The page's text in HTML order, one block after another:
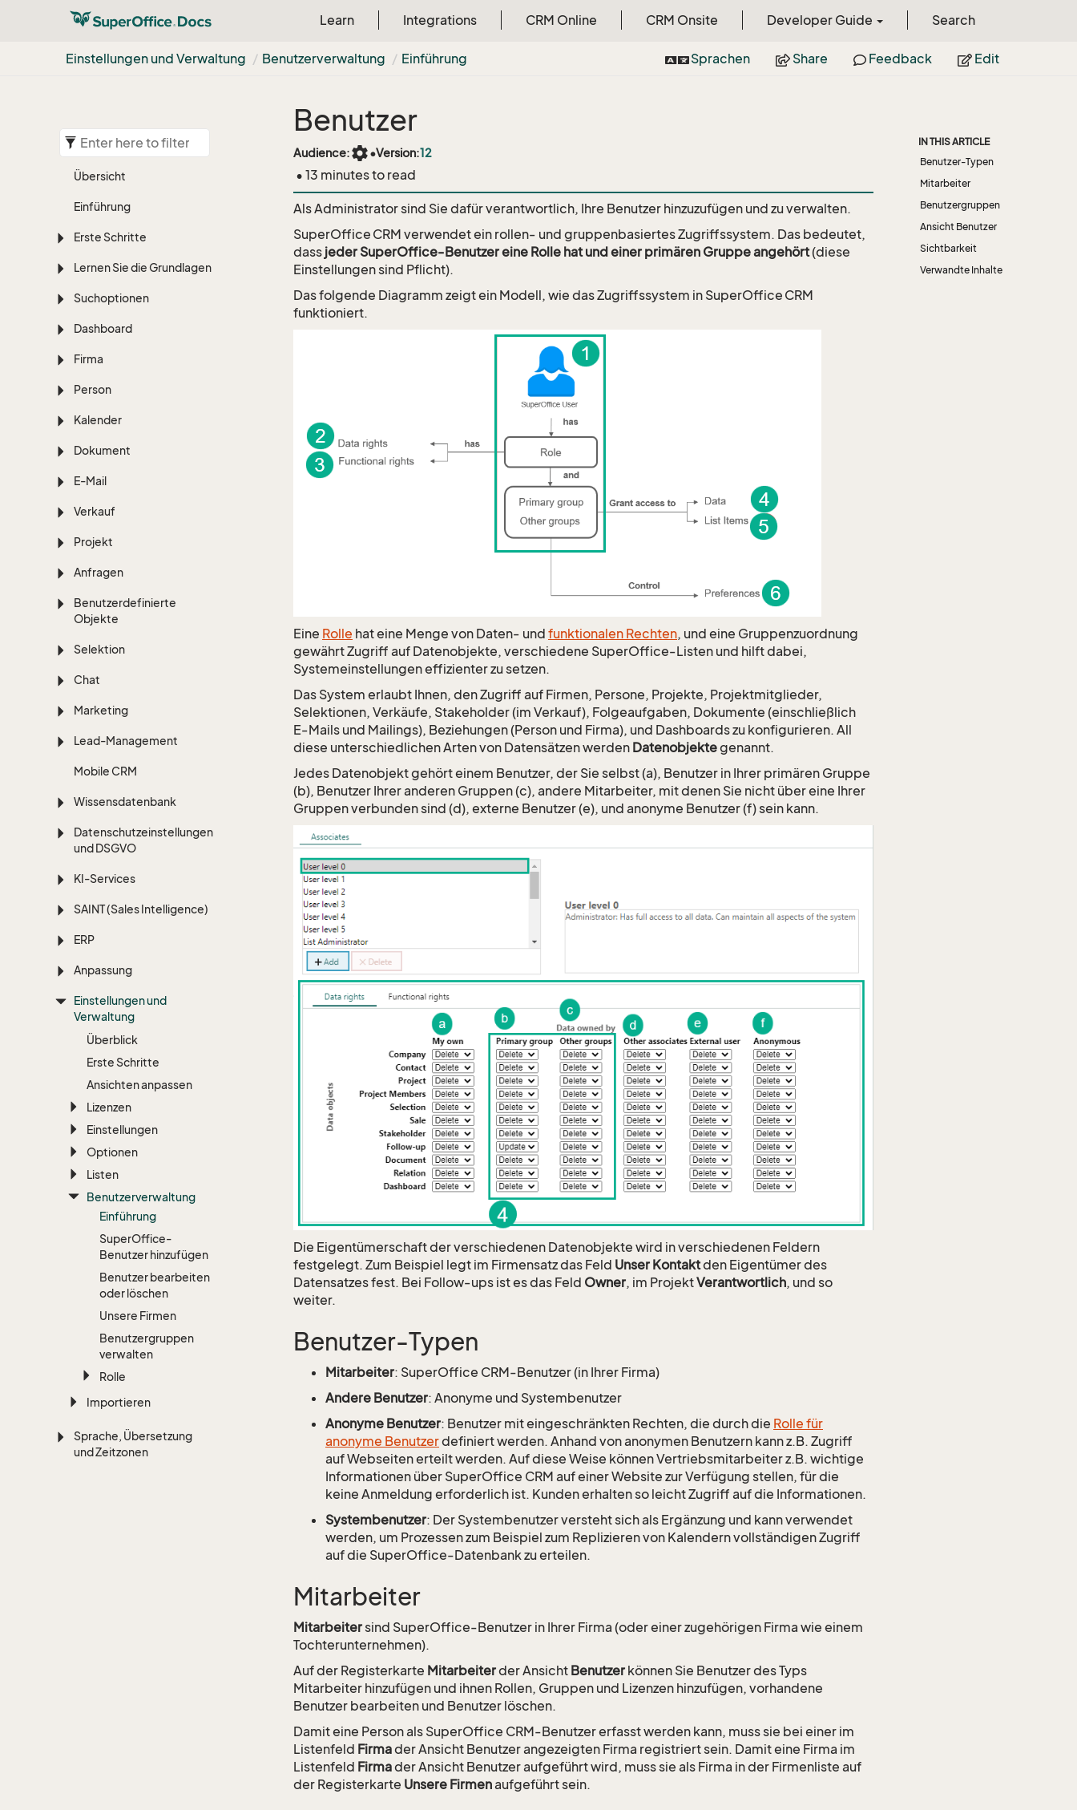
Learn Integrations CRM Online CRM Onsite Developer Guide Search
Einstellungen und Verwaltung Benutzerverwaltung Einführung Sprachen Share Feedback Edit
Übersicht
Einführung
Erste Schritte
Lernen Sie die Grundlagen
Suchoptionen
Dashboard
Firma
Person
Kalender
Dokument
E-Mail
Verkauf
Projekt
Anfragen
Benutzerdefinierte
Objekte
Selektion
Chat
Marketing
Lead-Management
Mobile CRM
Wissensdatenbank
Datenschutzeinstellungen
und DSGVO
KI-Services
SAINT (Sales Intelligence)
ERP
Anpassung
Einstellungen und
Verwaltung
Überblick
Erste Schritte
Ansichten anpassen
Lizenzen
Einstellungen
Optionen
Listen
Benutzerverwaltung
Einführung
SuperOffice-
Benutzer hinzufügen
Benutzer bearbeiten
oder löschen
Unsere Firmen
Benutzergruppen
verwalten
Rolle
Importieren
Sprache, Übersetzung
und Zeitzonen
Benutzer
Audience:settings•Version:12
• 13 minutes to read
Als Administrator sind Sie dafür verantwortlich, Ihre Benutzer hinzuzufügen und zu verwalten.
SuperOffice CRM verwendet ein rollen‑ und gruppenbasiertes Zugriffssystem. Das bedeutet,
dass jeder SuperOffice‑Benutzer eine Rolle hat und einer primären Gruppe angehört(diese
Einstellungen sind Pflicht).
Das folgende Diagramm zeigt ein Modell, wie das Zugriffssystem in SuperOffice CRM
funktioniert.
Eine Rolle hat eine Menge von Daten‑ und funktionalen Rechten, und eine Gruppenzuordnung
gewährt Zugriff auf Datenobjekte, verschiedene SuperOffice‑Listen und hilft dabei,
Systemeinstellungen effizienter zu setzen.
Das System erlaubt Ihnen, den Zugriff auf Firmen, Persone, Projekte, Projektmitglieder,
Selektionen, Verkäufe, Stakeholder (im Verkauf), Folgeaufgaben, Dokumente (einschließlich
E‑Mails und Mailings), Beziehungen (Person und Firma), und Dashboards zu konfigurieren. All
diese unterschiedlichen Arten von Datensätzen werden Datenobjektegenannt.
Jedes Datenobjekt gehört einem Benutzer, der Sie selbst (a), Benutzer in Ihrer primären Gruppe
(b), Benutzer Ihrer anderen Gruppen (c), andere Mitarbeiter, mit denen Sie nicht über eine Ihrer
Gruppen verbunden sind (d), externe Benutzer (e), und anonyme Benutzer (f) sein kann.
Die Eigentümerschaft der verschiedenen Datenobjekte wird in verschiedenen Feldern
festgelegt. Zum Beispiel legt im Firmen­satz das Feld Unser Kontaktden Eigentümer des
Datensatzes fest. Bei Follow‑ups ist es das Feld Owner, im ProjektVerantwortlich, und so
weiter.
Benutzer-Typen
Mitarbeiter: SuperOffice CRM-Benutzer (in Ihrer Firma)
Andere Benutzer: Anonyme und Systembenutzer
Anonyme Benutzer: Benutzer mit eingeschränkten Rechten, die durch die Rolle für
anonyme Benutzerdefiniert werden. Anhand von anonymen Benutzern kann z.B. Zugriff
auf Webseiten erteilt werden. Auf diese Weise können Vertriebsmitarbeiter z.B. wichtige
Informationen über SuperOffice CRM auf einer Website zur Verfügung stellen, für die
keine Anmeldung erforderlich ist. Kunden erhalten so leicht Zugriff auf die Informationen.
Systembenutzer: Der Systembenutzer versteht sich als Ergänzung und kann verwendet
werden, um Prozessen zum Beispiel zum Replizieren von Kalendern vollständigen Zugriff
auf die SuperOffice-Datenbank zu erteilen.
Mitarbeiter
Mitarbeitersind SuperOffice-Benutzer in Ihrer Firma (oder einer zugehörigen Firma wie einem
Tochterunternehmen).
Auf der Registerkarte Mitarbeiterder Ansicht Benutzer können Sie Benutzer des Typs
Mitarbeiter hinzufügen und ihnen Rollen, Gruppen und Lizenzen hinzufügen, vorhandene
Benutzer bearbeiten und Benutzer löschen.
Damit eine Person als SuperOffice CRM-Benutzer erfasst werden kann, muss sie bei einer im
Listenfeld Firmader Ansicht Benutzer angezeigten Firma registriert sein. Damit eine Firma im
Listenfeld Firmader Ansicht Benutzer aufgeführt wird, muss sie als Firma in der Firmenliste auf
der Registerkarte Unsere Firmenaufgeführt sein.
IN THIS ARTICLE
Benutzer-Typen
Mitarbeiter
Benutzergruppen
Ansicht Benutzer
Sichtbarkeit
Verwandte Inhalte